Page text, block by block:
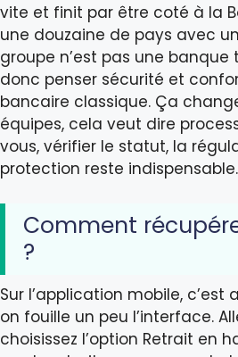
vite et finit par être coté à la
une douzaine de pays avec
groupe n’est pas une
donc penser sécurité et
bancaire classique. Ça
équipes, cela veut dire
vous, vérifier le statut, la
protection reste
Comment
?
Sur l’application mobile,
on fouille un peu l’interface.
choisissez l’option Retrait en